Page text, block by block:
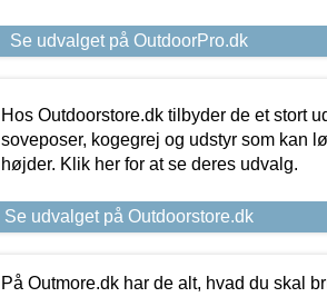
Se udvalget på OutdoorPro.dk
Hos Outdoorstore.dk tilbyder de et stort
soveposer, kogegrej og udstyr som kan
højder. Klik her for at se deres udvalg.
Se udvalget på Outdoorstore.dk
På Outmore.dk har de alt, hvad du skal